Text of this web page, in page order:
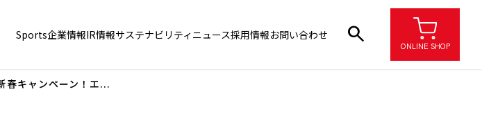
Sports企業情報IR情報サステナビリティ ニュース採用情報お問い合わせ search
ONLINE SHOP
春キャンペーン！エ...